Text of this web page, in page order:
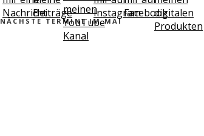
NÄCHSTE TERMINE IM MAI